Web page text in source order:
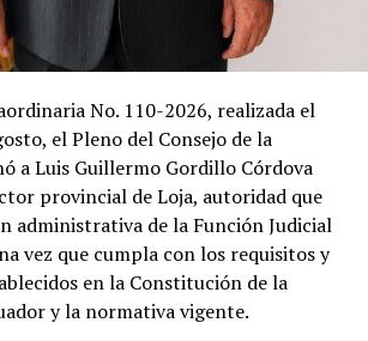
el padre Telmo Vinicio Girón
apenas lograron romper la
las lágrimas.
comunidad pierde diecinueve vidas
las oraciones dejan de ser un
convertirse en un acto colectivo de
No. 110-2026, realizada el
el Pleno del Consejo de la
a Luis Guillermo Gordillo Córdova
provincial de Loja, autoridad que
administrativa de la Función Judicial
vez que cumpla con los requisitos y
en la Constitución de la
y la normativa vigente.